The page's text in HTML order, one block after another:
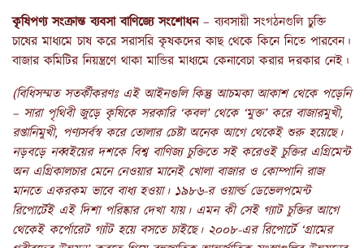
কৃষিপণ্য সংক্রান্ত ব্যবসা বাণিজ্যে সংশোধন– ব্যবসায়ী সংগঠনগুলি চুক্তি
চাষের মাধ্যমে চাষ করে সরাসরি কৃষকদের কাছ থেকে কিনে নিতে পারবেন।
বাজার কমিটির নিয়ন্ত্রণে থাকা মান্ডির মাধ্যমে কেনাবেচা করার দরকার নেই।
(বিধিসম্মত সতর্কীকরণঃ এই আইনগুলি কিন্তু আচমকা আকাশ থেকে পড়েনি
– সারা পৃথিবী জুড়ে কৃষিকে সরকারি ‘কবল’ থেকে ‘মুক্ত’ করে বাজারমুখী,
রপ্তানিমুখী, পণ্যসর্বস্ব করে তোলার চেষ্টা অনেক আগে থেকেই শুরু হয়েছে।
নড়বড়ে নব্বইয়ের দশকেবিশ্ব বাণিজ্য চুক্তিতে সই করেওই চুক্তির এগ্রিমেন্ট
অন এগ্রিকালচার মেনে নেওয়ার মানেই খোলা বাজার ও কোম্পানি রাজ
মানতে একরকম ভাবে বাধ্য হওয়া। ১৯৮৬-র ওয়ার্ল্ড ডেভেলপমেন্ট
রিপোর্টেই এই দিশা পরিষ্কার দেখা যায়। এমন কী সেই গ্যাট চুক্তির আগে
থেকেই কর্পোরেট গ্যাঁট হয়ে বসতে চাইছে। ২০০৮-এর রিপোর্টে ‘গ্রামের